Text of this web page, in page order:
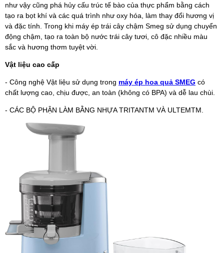
như vậy cũng phá hủy cấu trúc tế bào của thực phẩm bằng cách
tạo ra bọt khí và các quá trình như oxy hóa, làm thay đổi hương vị
và đặc tính. Trong khi máy ép trái cây chậm Smeg sử dụng chuyển
động chậm, tạo ra toàn bộ nước trái cây tươi, cô đặc nhiều màu
sắc và hương thơm tuyệt vời.
Vật liệu cao cấp
- Công nghệ Vật liệu sử dụng trong máy ép hoa quả SMEG có
chất lượng cao, chịu được, an toàn (không có BPA) và dễ lau chùi.
- CÁC BỘ PHẬN LÀM BẰNG NHỰA TRITANTM VÀ ULTEMTM.